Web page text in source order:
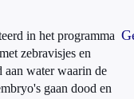
in het programma
zebravisjes en
aan water waarin de
gaan dood en